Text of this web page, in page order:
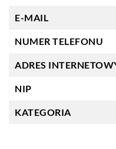
E-MAIL
NUMER TELEFONU
ADRES
NIP
KATEGORIA